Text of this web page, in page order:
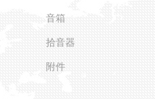
音箱
拾音器
附件